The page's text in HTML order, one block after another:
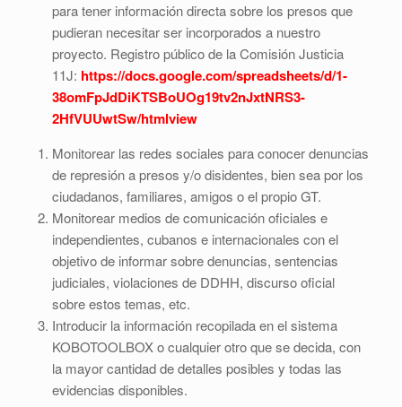
para tener información directa sobre los presos que
pudieran necesitar ser incorporados a nuestro
proyecto. Registro público de la Comisión Justicia
11J: https://docs.google.com/spreadsheets/d/1-
38omFpJdDiKTSBoUOg19tv2nJxtNRS3-
2HfVUUwtSw/htmlview
Monitorear las redes sociales para conocer denuncias
de represión a presos y/o disidentes, bien sea por los
ciudadanos, familiares, amigos o el propio GT.
Monitorear medios de comunicación oficiales e
independientes, cubanos e internacionales con el
objetivo de informar sobre denuncias, sentencias
judiciales, violaciones de DDHH, discurso oficial
sobre estos temas, etc.
Introducir la información recopilada en el sistema
KOBOTOOLBOX o cualquier otro que se decida, con
la mayor cantidad de detalles posibles y todas las
evidencias disponibles.